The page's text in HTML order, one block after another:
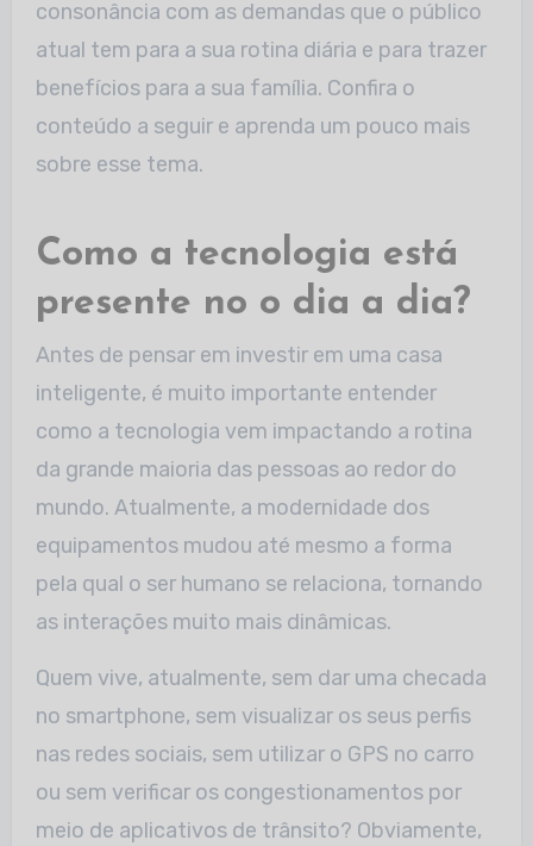
consonância com as demandas que o público
atual tem para a sua rotina diária e para trazer
benefícios para a sua família. Confira o
conteúdo a seguir e aprenda um pouco mais
sobre esse tema.
Como a tecnologia está
presente no o dia a dia?
Antes de pensar em investir em uma casa
inteligente, é muito importante entender
como a tecnologia vem impactando a rotina
da grande maioria das pessoas ao redor do
mundo. Atualmente, a modernidade dos
equipamentos mudou até mesmo a forma
pela qual o ser humano se relaciona, tornando
as interações muito mais dinâmicas.
Quem vive, atualmente, sem dar uma checada
no smartphone, sem visualizar os seus perfis
nas redes sociais, sem utilizar o GPS no carro
ou sem verificar os congestionamentos por
meio de aplicativos de trânsito? Obviamente,